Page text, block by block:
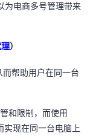
为电商多号管理带来
）
而帮助用户在同一台
和限制，而使用
实现在同一台电脑上